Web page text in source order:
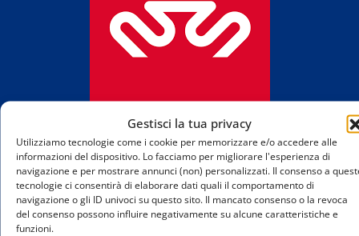
Gestisci la tua privacy
Utilizziamo tecnologie come i cookie per memorizzare e/o accedere alle
informazioni del dispositivo. Lo facciamo per migliorare l'esperienza di
navigazione e per mostrare annunci (non) personalizzati. Il consenso a
tecnologie ci consentirà di elaborare dati quali il comportamento di
navigazione o gli ID univoci su questo sito. Il mancato consenso o la revoca
del consenso possono influire negativamente su alcune caratteristiche e
funzioni.
Tutto lo sport di Milano e provincia